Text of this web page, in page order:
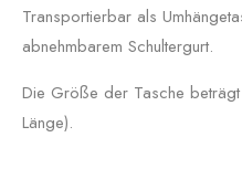
Transportierbar als
abnehmbarem Schultergurt.
Die Größe der Tasche
Länge).